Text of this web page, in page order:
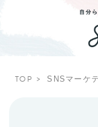
TOP SNSマーケ